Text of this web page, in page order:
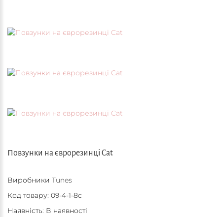
Повзунки на єврорезинці Cat
Виробники Tunes
Код товару: 09-4-1-8c
Наявність: В наявності